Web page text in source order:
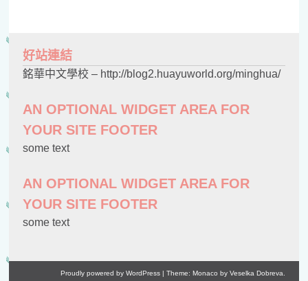
好站連結
銘華中文學校 – http://blog2.huayuworld.org/minghua/
AN OPTIONAL WIDGET AREA FOR
YOUR SITE FOOTER
some text
AN OPTIONAL WIDGET AREA FOR
YOUR SITE FOOTER
some text
Proudly powered by WordPress | Theme: Monaco by Veselka Dobreva